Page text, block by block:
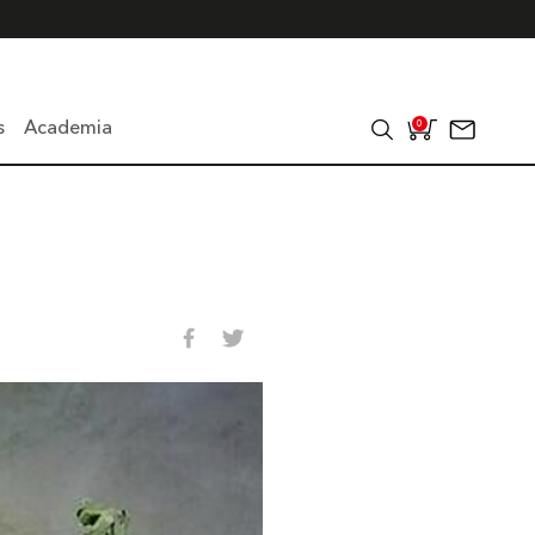
Academia 0